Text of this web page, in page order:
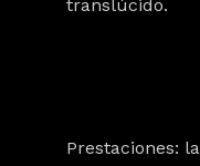
translúcido.
Prestaciones: